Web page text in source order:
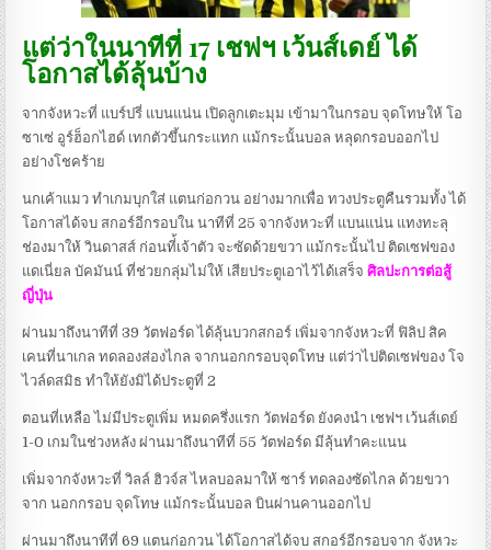
แต่ว่าในนาทีที่ 17 เชฟฯ เว้นส์เดย์ ได้
โอกาสได้ลุ้นบ้าง
จากจังหวะที่ แบร์ปรี่ แบนแน่น เปิดลูกเตะมุม เข้ามาในกรอบ จุดโทษให้ โอ
ซาเซ่ อูร์ฮ็อกไฮด์ เทกตัวขึ้นกระแทก แม้กระนั้นบอล หลุดกรอบออกไป
อย่างโชคร้าย
นกเค้าแมว ทำเกมบุกใส่ แตนก่อกวน อย่างมากเพื่อ ทวงประตูคืนรวมทั้ง ได้
โอกาสได้จบ สกอร์อีกรอบใน นาทีที่ 25 จากจังหวะที่ แบนแน่น แทงทะลุ
ช่องมาให้ วินดาสส์ ก่อนที่้เจ้าตัว จะซัดด้วยขวา แม้กระนั้นไป ติดเซฟของ
แดเนี่ยล บัคมันน์ ที่ช่วยกลุ่มไม่ให้ เสียประตูเอาไว้ได้เสร็จศิลปะการต่อสู้
ญี่ปุ่น
ผ่านมาถึงนาทีที่ 39 วัตฟอร์ด ได้ลุ้นบวกสกอร์ เพิ่มจากจังหวะที่ ฟิลิป สิค
เคนที่นาเกล ทดลองส่องไกล จากนอกกรอบจุดโทษ แต่ว่าไปติดเซฟของ โจ
ไวล์ดสมิธ ทำให้ยังมิได้ประตูที่ 2
ตอนที่เหลือ ไม่มีประตูเพิ่ม หมดครึ่งแรก วัตฟอร์ด ยังคงนำ เชฟฯ เว้นส์เดย์
1-0 เกมในช่วงหลัง ผ่านมาถึงนาทีที่ 55 วัตฟอร์ด มีลุ้นทำคะแนน
เพิ่มจากจังหวะที่ วิลล์ ฮิวจ์ส ไหลบอลมาให้ ซาร์ ทดลองซัดไกล ด้วยขวา
จาก นอกกรอบ จุดโทษ แม้กระนั้นบอล บินผ่านคานออกไป
ผ่านมาถึงนาทีที่ 69 แตนก่อกวน ได้โอกาสได้จบ สกอร์อีกรอบจาก จังหวะ